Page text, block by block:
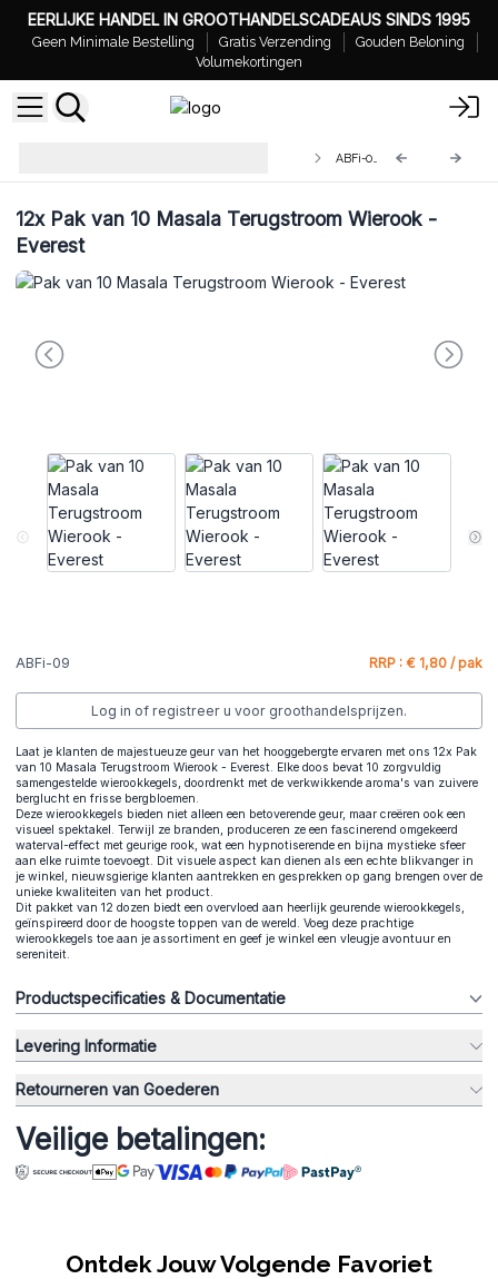
EERLIJKE HANDEL IN GROOTHANDELSCADEAUS SINDS 1995
Geen Minimale Bestelling Gratis Verzending
Gouden Beloning
Volumekortingen
ABFi-09
12xPak van 10 Masala Terugstroom Wierook -
Everest
ABFi-09 RRP : € 1,80 / pak
Log in of registreer u voor groothandelsprijzen.
Laat je klanten de majestueuze geur van het hooggebergte ervaren met ons 12x Pak
van 10 Masala Terugstroom Wierook - Everest. Elke doos bevat 10 zorgvuldig
samengestelde wierookkegels, doordrenkt met de verkwikkende aroma's van zuivere
berglucht en frisse bergbloemen.
Deze wierookkegels bieden niet alleen een betoverende geur, maar creëren ook een
visueel spektakel. Terwijl ze branden, produceren ze een fascinerend omgekeerd
waterval-effect met geurige rook, wat een hypnotiserende en bijna mystieke sfeer
aan elke ruimte toevoegt. Dit visuele aspect kan dienen als een echte blikvanger in
je winkel, nieuwsgierige klanten aantrekken en gesprekken op gang brengen over de
unieke kwaliteiten van het product.
Dit pakket van 12 dozen biedt een overvloed aan heerlijk geurende wierookkegels,
geïnspireerd door de hoogste toppen van de wereld. Voeg deze prachtige
wierookkegels toe aan je assortiment en geef je winkel een vleugje avontuur en
sereniteit.
Productspecificaties & Documentatie
Levering Informatie
Retourneren van Goederen
Veilige betalingen:
Ontdek Jouw Volgende Favoriet